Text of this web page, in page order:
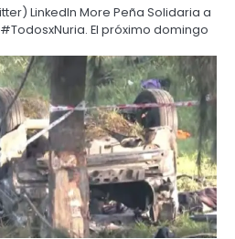
LinkedIn More Peña Solidaria a
El próximo domingo